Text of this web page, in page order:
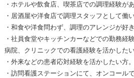
・ホテルや飲食店、喫茶店での調理経験があ
・居酒屋や洋食店で調理スタッフとして働
・和食や洋食問わず、調理のアレンジが好き
・社員食堂やキッチンカーなどでの勤務経
病院、クリニックでの看護経験を活かしたい
・外来などの患者応対経験を活かしたい方。
・訪問看護ステーションにて、オンコール